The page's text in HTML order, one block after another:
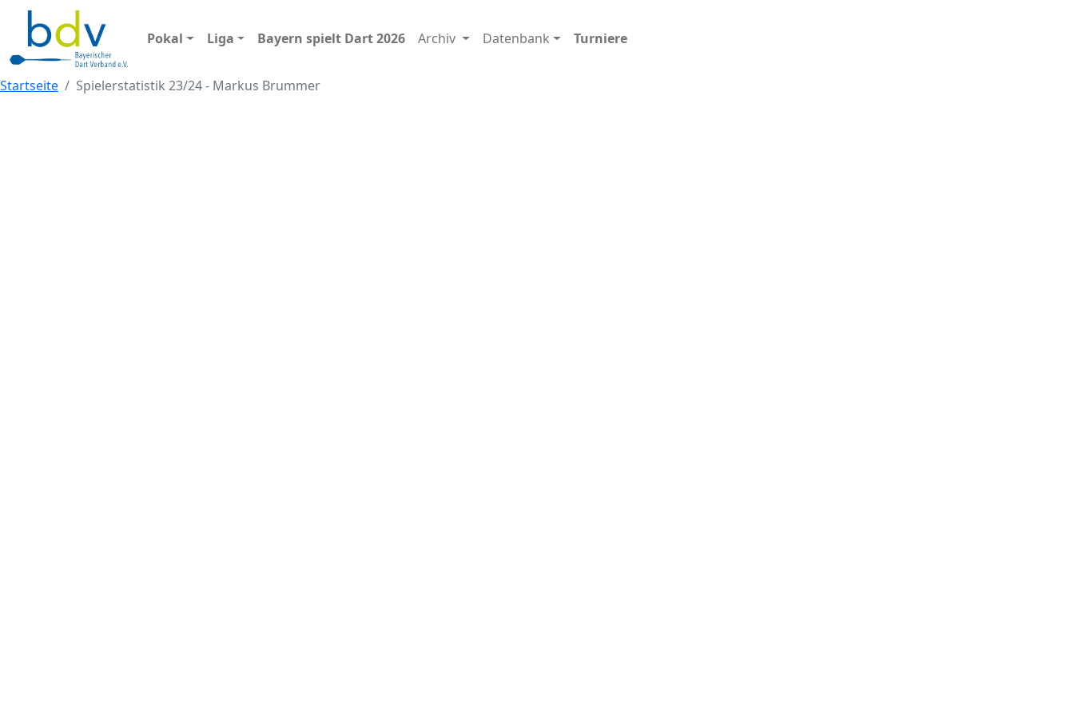
Pokal Liga Bayern spielt Dart 2026 Archiv Datenbank Turniere
Startseite Spielerstatistik 23/24 - Markus Brummer